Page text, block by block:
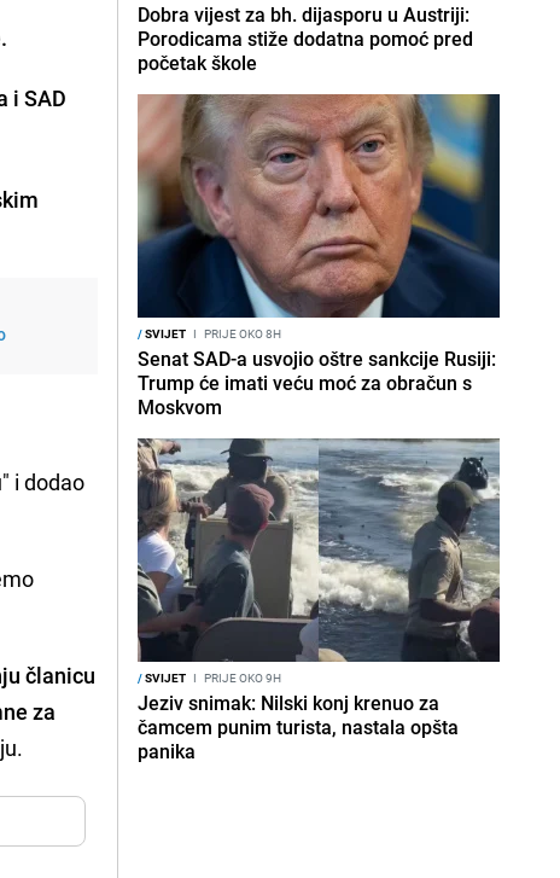
i SAD
i dodao
članicu
za
Dobra vijest za bh. dijasporu u Austriji:
Porodicama stiže dodatna pomoć pred
početak škole
/SVIJET I PRIJE OKO 8H
Senat SAD-a usvojio oštre sankcije Rusiji:
Trump će imati veću moć za obračun s
Moskvom
/SVIJET I PRIJE OKO 9H
Jeziv snimak: Nilski konj krenuo za
čamcem punim turista, nastala opšta
panika